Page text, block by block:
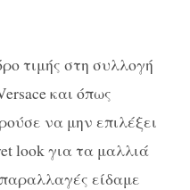
τιμής στη συλλογή
και όπως
να μην επιλέξει
look για τα μαλλιά
είδαμε